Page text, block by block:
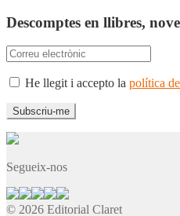
Descomptes en llibres,
He llegit i accepto la política
Segueix-nos
© 2026 Editorial Claret